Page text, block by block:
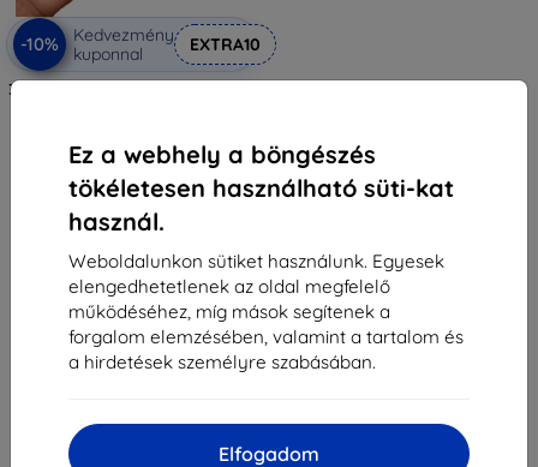
Ez a webhely a böngészés
tökéletesen használható süti-kat
használ.
Weboldalunkon sütiket használunk. Egyesek
elengedhetetlenek az oldal megfelelő
működéséhez, míg mások segítenek a
forgalom elemzésében, valamint a tartalom és
a hirdetések személyre szabásában.
Elfogadom
-10%
Kedvezmény
kuponnal
EXTRA10
3mk Silky Matt Privacy védőfólia
4 580 Ft
Raktáron > 5 darab
« 1